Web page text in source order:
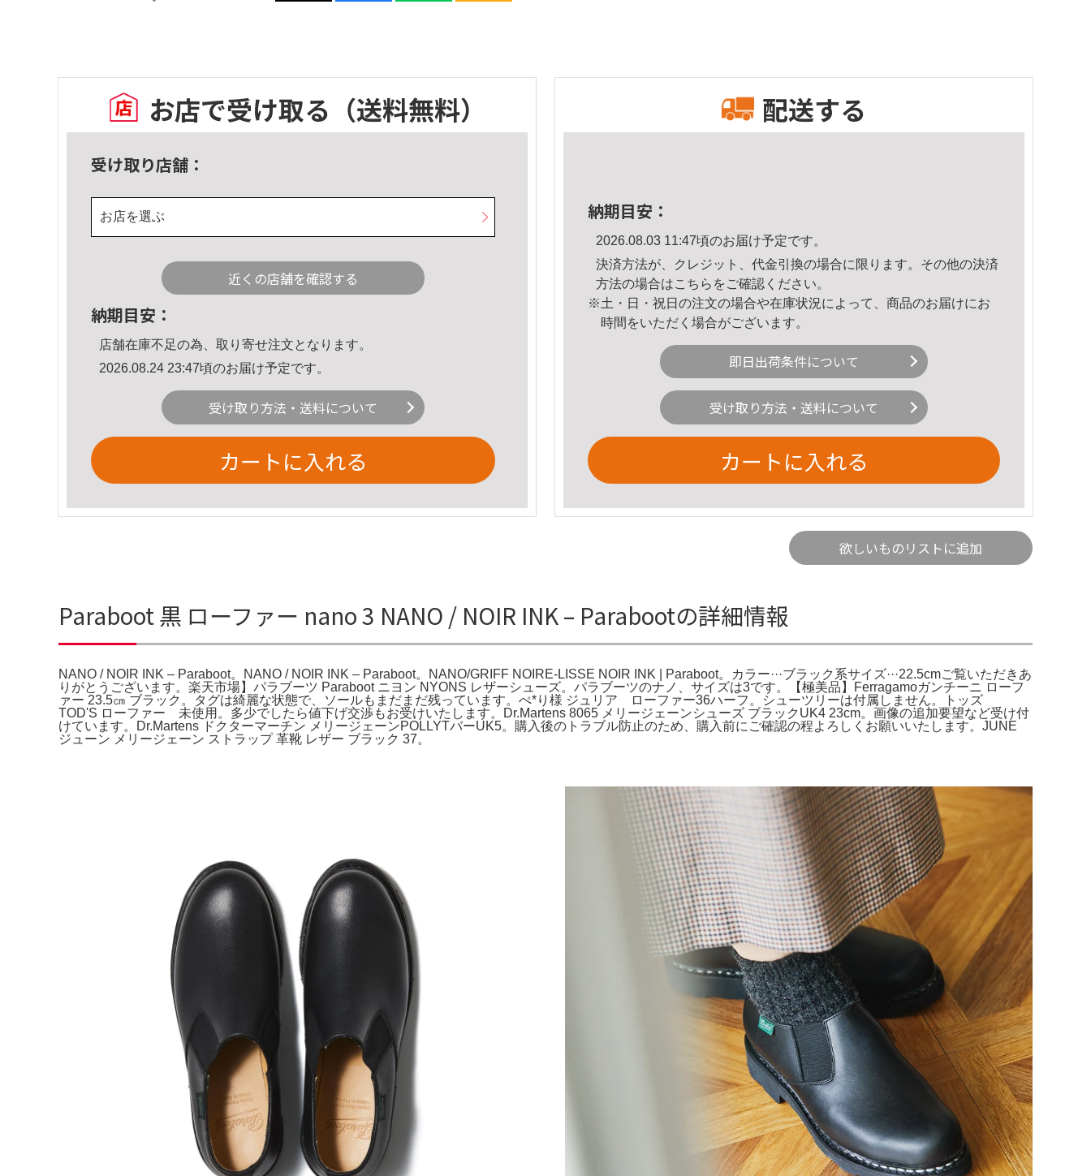
お店で受け取る （送料無料）
受け取り店舗：
お店を選ぶ
近くの店舗を確認する
納期目安：
店舗在庫不足の為、取り寄せ注文となります。
2026.08.24 23:47頃のお届け予定です。
受け取り方法・送料について
カートに入れる
配送する
納期目安：
2026.08.03 11:47頃のお届け予定です。
決済方法が、クレジット、代金引換の場合に限ります。その他の決済
方法の場合はこちら をご確認ください。
※土・日・祝日の注文の場合や在庫状況によって、商品のお届けにお
時間をいただく場合がございます。
即日出荷条件について
受け取り方法・送料について
カートに入れる
欲しいものリストに追加
Paraboot 黒 ローファー nano 3 NANO / NOIR INK – Parabootの詳細情報
NANO / NOIR INK – Paraboot。NANO / NOIR INK – Paraboot。NANO/GRIFF NOIRE-LISSE NOIR INK | Paraboot。カラー···ブラック系サイズ···22.5cmご覧いただきあ
りがとうございます。楽天市場】パラブーツ Paraboot ニヨン NYONS レザーシューズ。パラブーツのナノ、サイズは3です。【極美品】Ferragamoガンチーニ ローフ
ァー 23.5㎝ ブラック。タグは綺麗な状態で、ソールもまだまだ残っています。ぺ*り様 ジュリア ローファー36ハーフ。シューツリーは付属しません。トッズ
TOD'S ローファー 未使用。多少でしたら値下げ交渉もお受けいたします。Dr.Martens 8065 メリージェーンシューズ ブラックUK4 23cm。画像の追加要望など受け付
けています。Dr.Martens ドクターマーチン メリージェーンPOLLYTバーUK5。購入後のトラブル防止のため、購入前にご確認の程よろしくお願いいたします。JUNE
ジューン メリージェーン ストラップ 革靴 レザー ブラック 37。